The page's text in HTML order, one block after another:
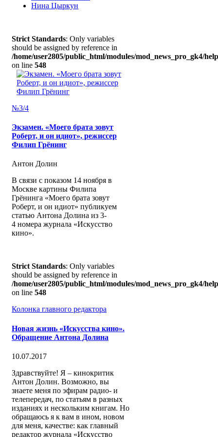
Нина Цыркун
Strict Standards: Only variables
should be assigned by reference in
/home/user2805/public_html/modules/mod_news_pro_gk4/
on line 548
№3/4
Экзамен. «Моего брата зовут
Роберт, и он идиот», режиссер
Филип Грёнинг
Антон Долин
В связи с показом 14 ноября в
Москве картины Филипа
Грёнинга «Моего брата зовут
Роберт, и он идиот» публикуем
статью Антона Долина из 3-
4 номера журнала «Искусство
кино».
Strict Standards: Only variables
should be assigned by reference in
/home/user2805/public_html/modules/mod_news_pro_gk4/
on line 548
Колонка главного редактора
Новая жизнь «Искусства кино».
Обращение Антона Долина
10.07.2017
Здравствуйте! Я – кинокритик
Антон Долин. Возможно, вы
знаете меня по эфирам радио- и
телепередач, по статьям в разных
изданиях и нескольким книгам. Но
обращаюсь я к вам в ином, новом
для меня, качестве: как главный
редактор журнала «Искусство